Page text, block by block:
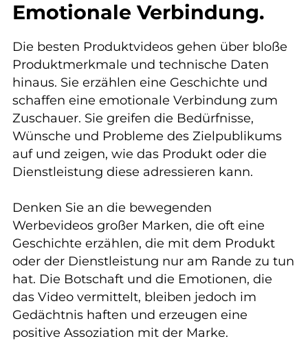
Emotionale Verbindung.
Die besten Produktvideos gehen über bloße
Produktmerkmale und technische Daten
hinaus. Sie erzählen eine Geschichte und
schaffen eine emotionale Verbindung zum
Zuschauer. Sie greifen die Bedürfnisse,
Wünsche und Probleme des Zielpublikums
auf und zeigen, wie das Produkt oder die
Dienstleistung diese adressieren kann.
Denken Sie an die bewegenden
Werbevideos großer Marken, die oft eine
Geschichte erzählen, die mit dem Produkt
oder der Dienstleistung nur am Rande zu tun
hat. Die Botschaft und die Emotionen, die
das Video vermittelt, bleiben jedoch im
Gedächtnis haften und erzeugen eine
positive Assoziation mit der Marke.